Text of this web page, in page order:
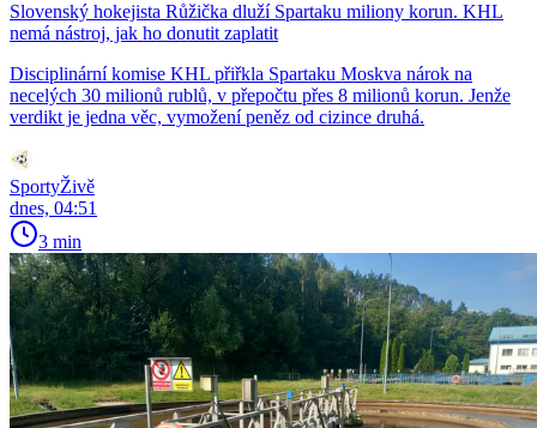
Slovenský hokejista Růžička dluží Spartaku miliony korun. KHL
nemá nástroj, jak ho donutit zaplatit
Disciplinární komise KHL přiřkla Spartaku Moskva nárok na
necelých 30 milionů rublů, v přepočtu přes 8 milionů korun. Jenže
verdikt je jedna věc, vymožení peněz od cizince druhá.
SportyŽivě
dnes, 04:51
3 min